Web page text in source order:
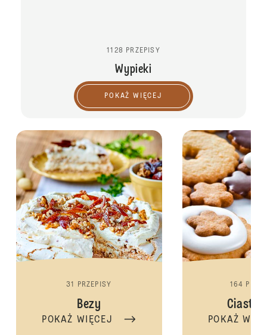
1128 PRZEPISY
Wypieki
POKAŻ WIĘCEJ
31 PRZEPISY
Bezy
POKAŻ WIĘCEJ
164
POKAŻ